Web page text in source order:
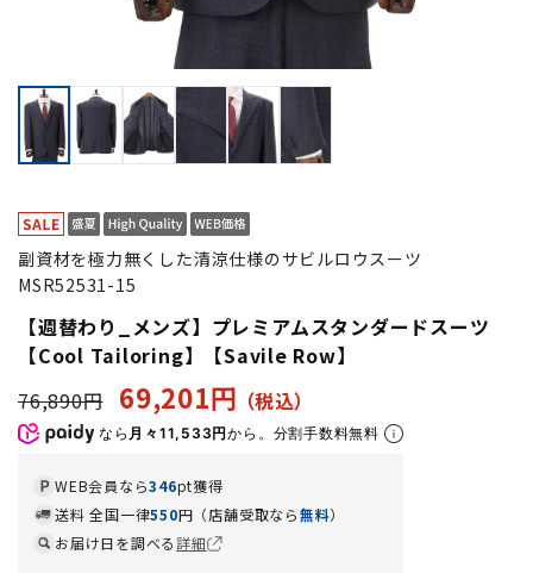
副資材を極力無くした清涼仕様のサビルロウスーツ
MSR52531-15
【週替わり_メンズ】プレミアムスタンダードスーツ
【Cool Tailoring】【Savile Row】
76,890円
69,201円
なら 月々11,533円から。分割手数料無料
WEB会員なら346pt獲得
送料 全国一律550円（店舗受取なら無料）
お届け日を調べる詳細